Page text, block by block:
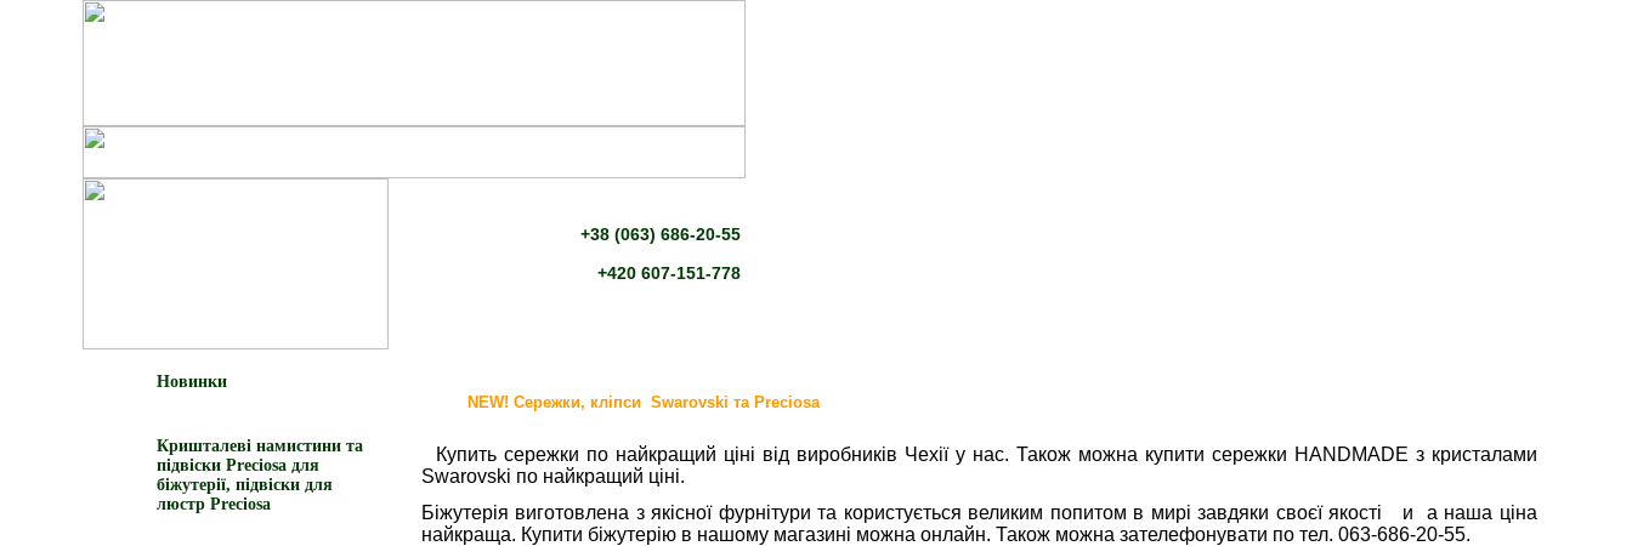
+38 (063) 686-20-55
+420 607-151-778
Новинки
Кришталеві намистини та
підвіски Preciosa для
біжутерії, підвіски для
люстр Preciosa
NEW! Сережки, кліпси Swarovski та Preciosa
Купить сережки по найкращий ціні від виробників Чехії у нас. Також можна купити сережки HANDMADE з кристалами
Swarovski по найкращий ціні.
Біжутерія виготовлена з якісної фурнітури та користується великим попитом в мирі завдяки своєї якості и а наша ціна
найкраща. Купити біжутерію в нашому магазині можна онлайн. Також можна зателефонувати по тел. 063-686-20-55.